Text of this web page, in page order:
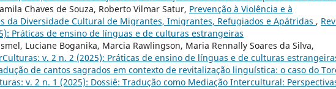
Chaves de Souza, Roberto Vilmar Satur, Prevenção à Violência e à
da Diversidade Cultural de Migrantes, Imigrantes, Refugiados e Apátridas ,
Práticas de ensino de línguas e de culturas estrangeiras
Luciane Boganika, Marcia Rawlingson, Maria Rennally Soares da Silva,
v. 2 n. 2 (2025): Práticas de ensino de línguas e de culturas
de cantos sagrados em contexto de revitalização linguística: o caso do
v. 2 n. 1 (2025): Dossiê: Tradução como Mediação Intercultural: